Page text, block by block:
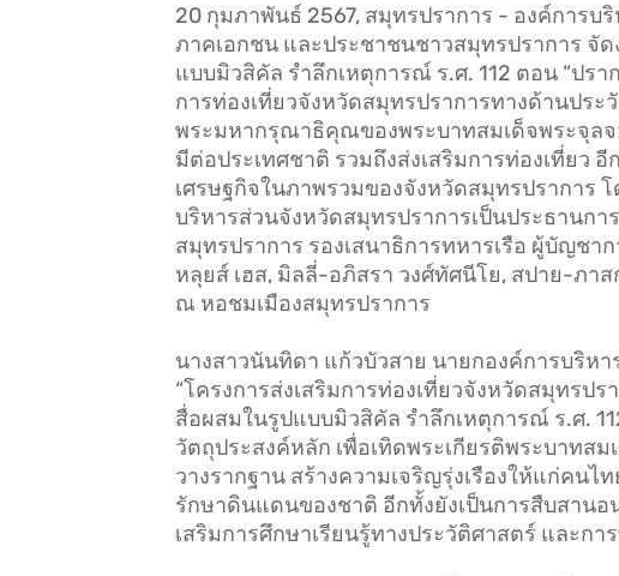
20 กุมภาพันธ์ 2567, สมุทรปราการ - องค์การบ
ภาคเอกชน และประชาชนชาวสมุทรปราการ จั
แบบมิวสิคัล รำลึกเหตุการณ์ ร.ศ. 112 ตอน “ปรา
การท่องเที่ยวจังหวัดสมุทรปราการทางด้านปร
พระมหากรุณาธิคุณของพระบาทสมเด็จพระจุล
มีต่อประเทศชาติ รวมถึงส่งเสริมการท่องเที่ยว
เศรษฐกิจในภาพรวมของจังหวัดสมุทรปราการ
บริหารส่วนจังหวัดสมุทรปราการเป็นประธานก
สมุทรปราการ รองเสนาธิการทหารเรือ ผู้บัญชา
หลุยส์ เฮส, มิลลี่-อภิสรา วงศ์ทัศนีโย, สปาย-ภา
ณ หอชมเมืองสมุทรปราการ
นางสาวนันทิดา แก้วบัวสาย นายกองค์การบริหา
“โครงการส่งเสริมการท่องเที่ยวจังหวัดสมุทรป
สื่อผสมในรูปแบบมิวสิคัล รำลึกเหตุการณ์ ร.ศ.
วัตถุประสงค์หลัก เพื่อเทิดพระเกียรติพระบาทส
วางรากฐาน สร้างความเจริญรุ่งเรืองให้แก่คน
รักษาดินแดนของชาติ อีกทั้งยังเป็นการสืบสาน
เสริมการศึกษาเรียนรู้ทางประวัติศาสตร์ และกา